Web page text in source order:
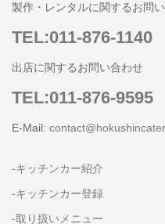
製作・レンタルに関するお問
TEL:011-876-1140
出店に関するお問い合わせ
TEL:011-876-9595
E-Mail:
-キッチンカー紹介
-キッチンカー登録
-取り扱いメニュー